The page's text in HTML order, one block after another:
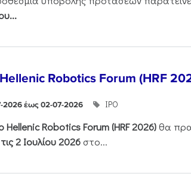
Robotics Forum (HRF
2026 έως 02-07-2026 ΙΡΟ
HellenicRoboticsForum(HRF2026)θα
2 Ιουλίου 2026 στο...